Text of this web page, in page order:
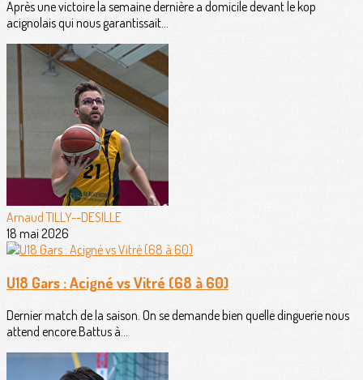
Après une victoire la semaine dernière a domicile devant le kop
acignolais qui nous garantissait...
Arnaud TILLY--DESILLE
18 mai 2026
U18 Gars : Acigné vs Vitré (68 à 60)
Dernier match de la saison. On se demande bien quelle dinguerie nous
attend encore.Battus à...